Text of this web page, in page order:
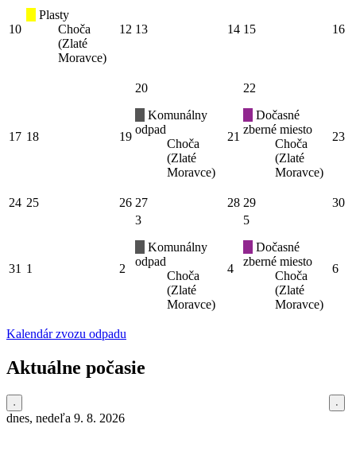
10
Plasty
Choča
(Zlaté
Moravce)
12 13 14 15 16
17 18 19
20
Komunálny
odpad
Choča
(Zlaté
Moravce)
21
22
Dočasné
zberné miesto
Choča
(Zlaté
Moravce)
23
24 25 26 27 28 29 30
31 1 2
3
Komunálny
odpad
Choča
(Zlaté
Moravce)
4
5
Dočasné
zberné miesto
Choča
(Zlaté
Moravce)
6
Kalendár zvozu odpadu
Aktuálne počasie
dnes, nedeľa 9. 8. 2026